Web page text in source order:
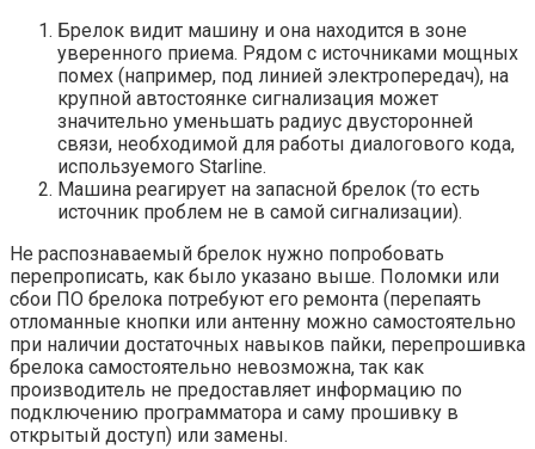
Брелок видит машину и она находится в зоне
уверенного приема. Рядом с источниками мощных
помех (например, под линией электропередач), на
крупной автостоянке сигнализация может
значительно уменьшать радиус двусторонней
связи, необходимой для работы диалогового кода,
используемого Starline.
Машина реагирует на запасной брелок (то есть
источник проблем не в самой сигнализации).
Не распознаваемый брелок нужно попробовать
перепрописать, как было указано выше. Поломки или
сбои ПО брелока потребуют его ремонта (перепаять
отломанные кнопки или антенну можно самостоятельно
при наличии достаточных навыков пайки, перепрошивка
брелока самостоятельно невозможна, так как
производитель не предоставляет информацию по
подключению программатора и саму прошивку в
открытый доступ) или замены.